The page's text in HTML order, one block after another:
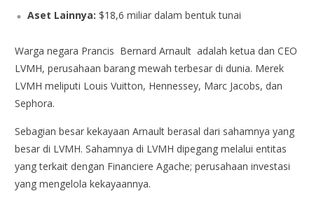
Aset Lainnya: $18,6 miliar dalam bentuk tunai
Warga negara Prancis Bernard Arnault adalah ketua dan CEO
LVMH, perusahaan barang mewah terbesar di dunia. Merek
LVMH meliputi Louis Vuitton, Hennessey, Marc Jacobs, dan
Sephora.
Sebagian besar kekayaan Arnault berasal dari sahamnya yang
besar di LVMH. Sahamnya di LVMH dipegang melalui entitas
yang terkait dengan Financiere Agache; perusahaan investasi
yang mengelola kekayaannya.